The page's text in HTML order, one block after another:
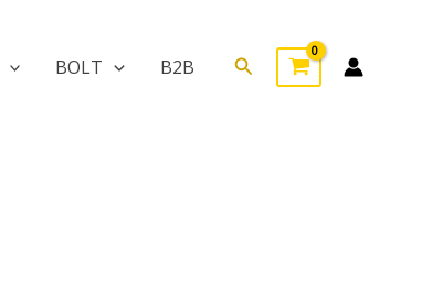
BOLT B2B Search